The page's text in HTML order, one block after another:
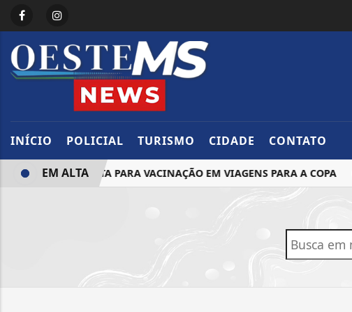
INÍCIO POLICIAL TURISMO CIDADE CONTATO
ALERTA PARA VACINAÇÃO EM VIAGENS PARA A COPA
EM ALTA